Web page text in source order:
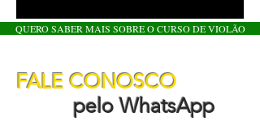
QUERO SABER MAIS SOBRE O CURSO DE VIOLÃO
FALE CONOSCO
pelo WhatsApp